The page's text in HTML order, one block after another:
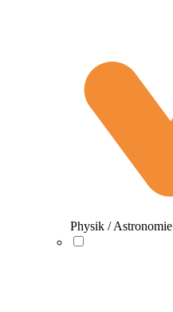
Physik / Astronomie